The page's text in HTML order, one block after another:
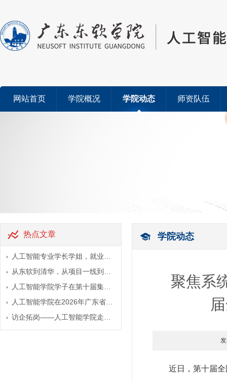
网站首页 学院概况 学院动态 师资队伍
热点文章
人工智能专业学长学姐，就业…
从东软到清华，从项目一线到…
人工智能学院学子在第十届集…
人工智能学院在2026年广东省…
访企拓岗——人工智能学院走…
学院动态
聚焦系
近日，第十届